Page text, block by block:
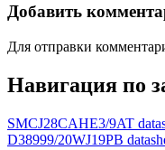
Добавить
Для отправки
Навигация по
SMCJ28CAHE3/9AT
D38999/20WJ19PB